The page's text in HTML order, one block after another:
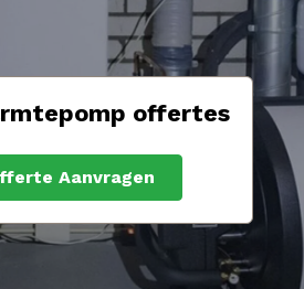
offertes
Aanvragen